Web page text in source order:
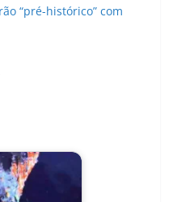
“pré-histórico” com